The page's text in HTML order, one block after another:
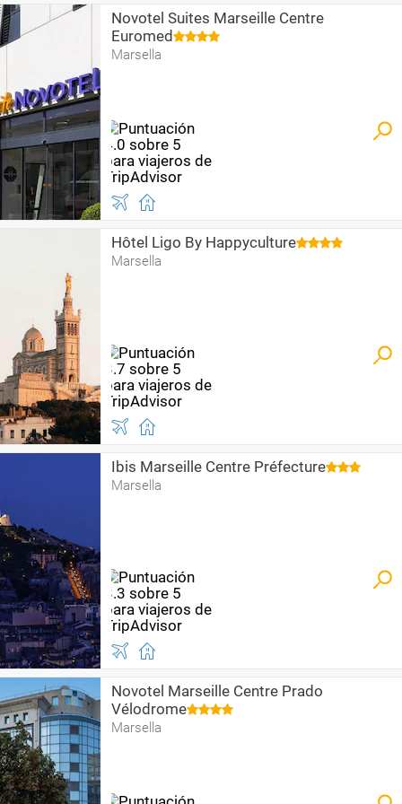
Novotel Suites Marseille Centre
Euromed
Marsella
Hôtel Ligo By Happyculture
Marsella
Ibis Marseille Centre Préfecture
Marsella
Novotel Marseille Centre Prado
Vélodrome
Marsella